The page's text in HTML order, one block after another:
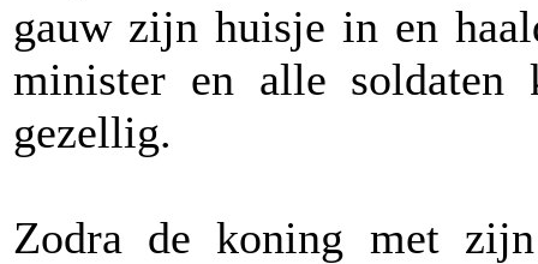
gauw zijn huisje in en
minister en alle soldaten
gezellig.
Zodra de koning met